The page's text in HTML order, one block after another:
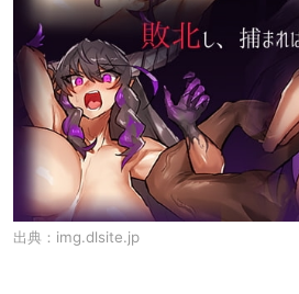
出典： img.dlsite.jp